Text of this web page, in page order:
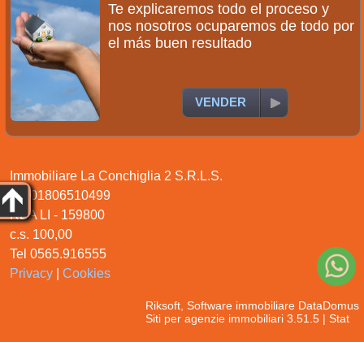
Te explicaremos todo el proceso y
nos nosotros ocuparemos de todo por
el más buen resultado
VENDER
Immobiliare La Conchiglia 2 S.R.L.S.
P.I. 01806510499
REA LI - 159800
c.s. 100,00
Tel 0565.916555
Privacy
Cookies
Riksoft Software immobiliare DataDomus
Siti per agenzie immobiliari 3.51.5 | Stat